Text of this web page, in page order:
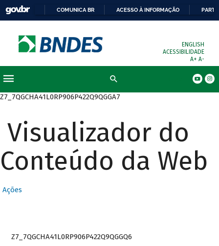
COMUNICA BR ACESSO À INFORMAÇÃO
ENGLISH
ACESSIBILIDADE
A+ A-
Z7_7QGCHA41L0RP906P422Q9QGGA7
Visualizador do
Conteúdo da Web
Ações
Z7_7QGCHA41L0RP906P422Q9QGGQ6